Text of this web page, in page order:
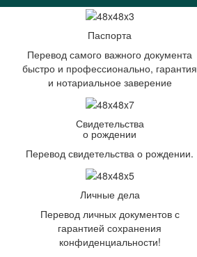
Паспорта
Перевод самого важного документа
быстро и профессионально, гарантия
и нотариальное заверение
Свидетельства
о рождении
Перевод свидетельства о рождении.
Личные дела
Перевод личных документов с
гарантией сохранения
конфиденциальности!